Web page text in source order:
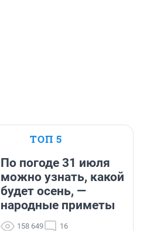
ТОП 5
По погоде 31 июля
можно узнать, какой
будет осень, —
народные приметы
158 649 16